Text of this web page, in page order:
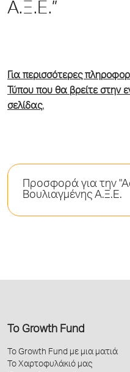
Α.Ξ.Ε.”
Για περισσότερες
Τύπου που θα βρείτε στην
σελίδας.
Προσφορά για την
Βουλιαγμένης Α.Ξ.Ε.
Το Growth Fund
Το Growth Fund με μια ματιά
Το Χαρτοφυλάκιό μας